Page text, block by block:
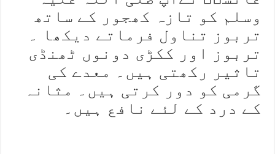
وسلم کو تازہ کھجور کے ساتھ
تربوز تناول فرماتے دیکھا ۔
تربوز اور ککڑی دونوں ٹھنڈی
تاثیر رکھتی ہیں۔ معدے کی
گرمی کو دور کرتی ہیں۔ مثانہ
کے درد کے لئے نافع ہیں۔